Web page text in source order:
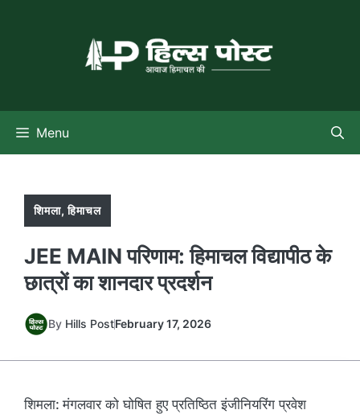
Menu
शिमला,हिमाचल
JEE MAIN परिणाम: हिमाचल विद्यापीठ के
छात्रों का शानदार प्रदर्शन
By Hills PostFebruary 17, 2026
शिमला: मंगलवार को घोषित हुए प्रतिष्ठित इंजीनियरिंग प्रवेश